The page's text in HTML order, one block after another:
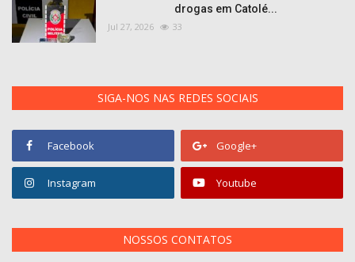
drogas em Catolé...
Jul 27, 2026 33
SIGA-NOS NAS REDES SOCIAIS
Facebook Google+
Instagram Youtube
NOSSOS CONTATOS